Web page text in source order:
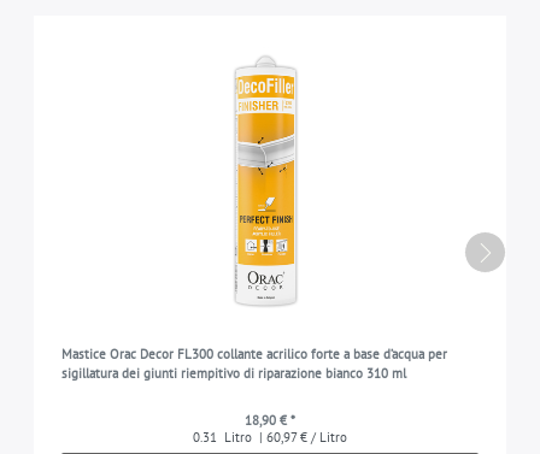
Mastice Orac Decor FL300 collante acrilico forte a base d’acqua per
sigillatura dei giunti riempitivo di riparazione bianco 310 ml
18,90 € *
0.31
Litro | 60,97 € / Litro